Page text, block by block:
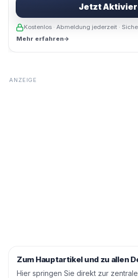
Jetzt
Kostenlos · Abmeldung jederzeit ·
Mehr erfahren→
Zum Hauptartikel und zu allen
Hier springen Sie direkt zur